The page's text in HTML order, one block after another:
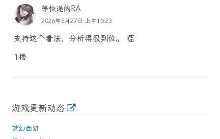
等快递的RA
2026年5月27日 上午10:23
支持这个看法，分析得很到位。 👏
1楼
游戏更新动态
梦幻西游